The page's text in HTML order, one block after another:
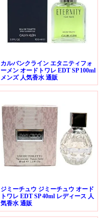
カルバンクライン エタニティフォ
ーメン オードトワレ EDT SP 100ml
メンズ 人気香水 通販
ジミーチュウ ジミーチュウ オード
トワレ EDT SP 40ml レディース 人
気香水 通販